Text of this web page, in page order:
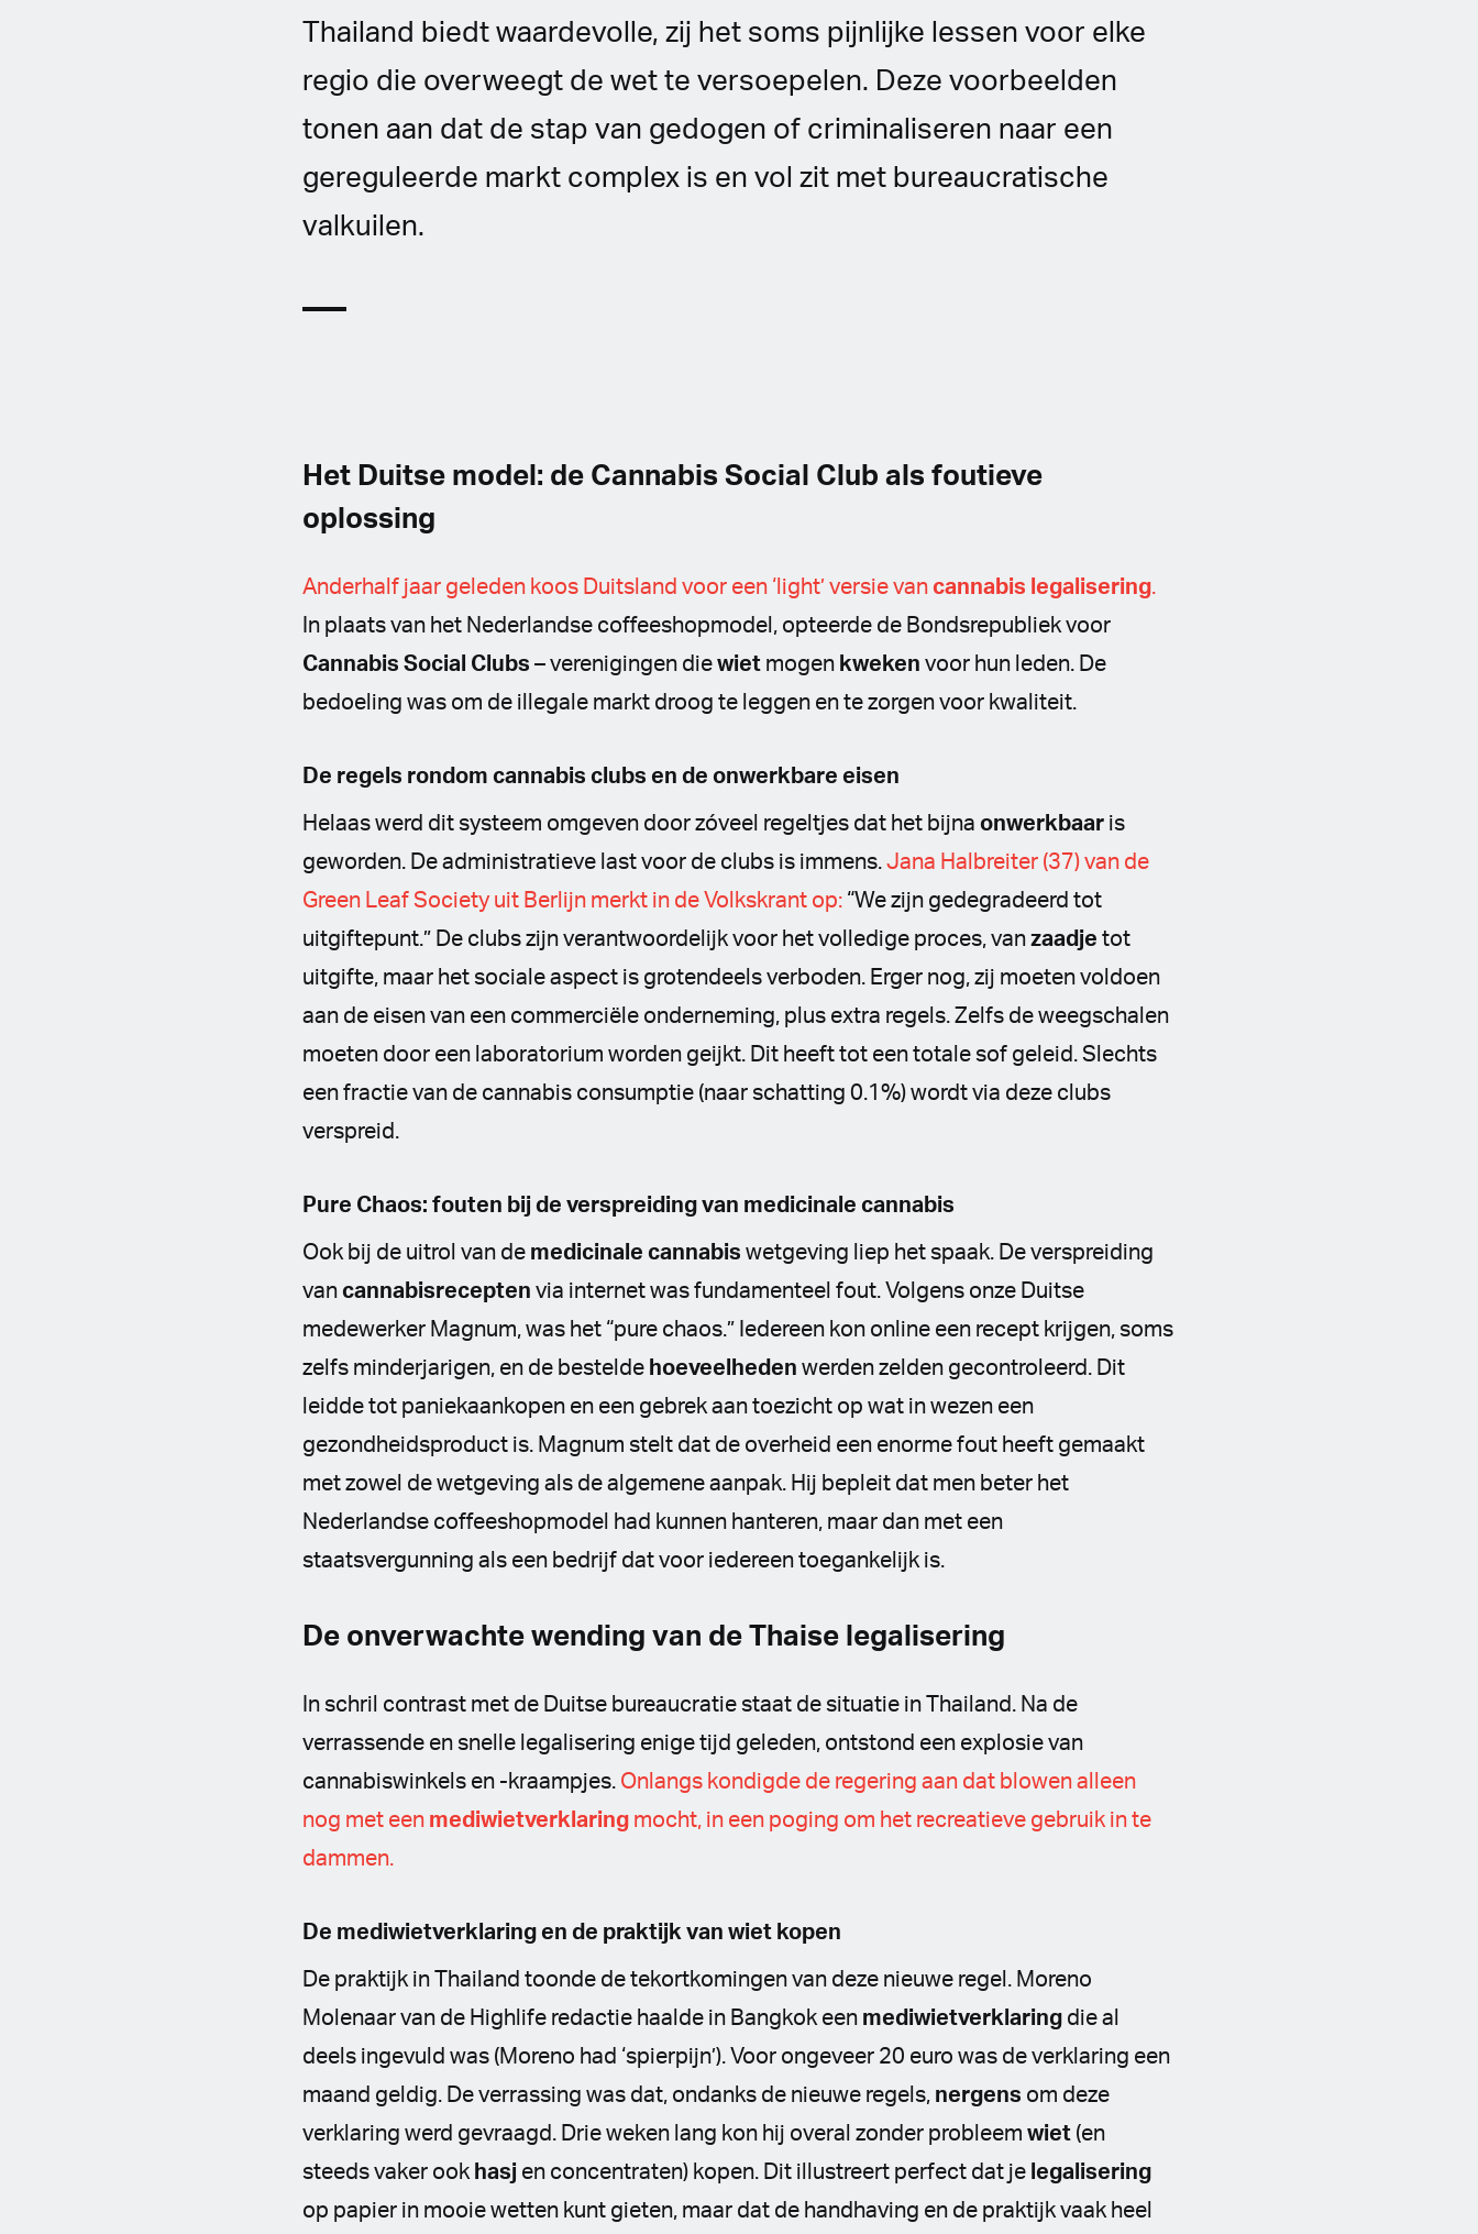
Thailand biedt waardevolle, zij het soms pijnlijke lessen voor elke
regio die overweegt de wet te versoepelen. Deze voorbeelden
tonen aan dat de stap van gedogen of criminaliseren naar een
gereguleerde markt complex is en vol zit met bureaucratische
valkuilen.
Het Duitse model: de Cannabis Social Club als foutieve
oplossing
Anderhalf jaar geleden koos Duitsland voor een ‘light’ versie van cannabis legalisering.
In plaats van het Nederlandse coffeeshopmodel, opteerde de Bondsrepubliek voor
Cannabis Social Clubs – verenigingen diewiet mogen kweken voor hun leden. De
bedoeling was om de illegale markt droog te leggen en te zorgen voor kwaliteit.
De regels rondom cannabis clubs en de onwerkbare eisen
Helaas werd dit systeem omgeven door zóveel regeltjes dat het bijnaonwerkbaar is
geworden. De administratieve last voor de clubs is immens.Jana Halbreiter (37) van de
Green Leaf Society uit Berlijn merkt in de Volkskrant op: “We zijn gedegradeerd tot
uitgiftepunt.” De clubs zijn verantwoordelijk voor het volledige proces, vanzaadje tot
uitgifte, maar het sociale aspect is grotendeels verboden. Erger nog, zij moeten voldoen
aan de eisen van een commerciële onderneming, plus extra regels. Zelfs de weegschalen
moeten door een laboratorium worden geijkt. Dit heeft tot een totale sof geleid. Slechts
een fractie van de cannabis consumptie (naar schatting 0.1%) wordt via deze clubs
verspreid.
Pure Chaos: fouten bij de verspreiding van medicinale cannabis
Ook bij de uitrol van de medicinale cannabis wetgeving liep het spaak. De verspreiding
vancannabisrecepten via internet was fundamenteel fout. Volgens onze Duitse
medewerker Magnum, was het “pure chaos.” Iedereen kon online een recept krijgen, soms
zelfs minderjarigen, en de bestelde hoeveelheden werden zelden gecontroleerd. Dit
leidde tot paniekaankopen en een gebrek aan toezicht op wat in wezen een
gezondheidsproduct is. Magnum stelt dat de overheid een enorme fout heeft gemaakt
met zowel de wetgeving als de algemene aanpak. Hij bepleit dat men beter het
Nederlandse coffeeshopmodel had kunnen hanteren, maar dan met een
staatsvergunning als een bedrijf dat voor iedereen toegankelijk is.
De onverwachte wending van de Thaise legalisering
In schril contrast met de Duitse bureaucratie staat de situatie in Thailand. Na de
verrassende en snelle legalisering enige tijd geleden, ontstond een explosie van
cannabiswinkels en -kraampjes. Onlangs kondigde de regering aan dat blowen alleen
nog met een mediwietverklaring mocht, in een poging om het recreatieve gebruik in te
dammen.
De mediwietverklaring en de praktijk van wiet kopen
De praktijk in Thailand toonde de tekortkomingen van deze nieuwe regel. Moreno
Molenaar van de Highlife redactie haalde in Bangkok een mediwietverklaring die al
deels ingevuld was (Moreno had ‘spierpijn’). Voor ongeveer 20 euro was de verklaring een
maand geldig. De verrassing was dat, ondanks de nieuwe regels, nergens om deze
verklaring werd gevraagd. Drie weken lang kon hij overal zonder probleemwiet (en
steeds vaker ook hasj en concentraten) kopen. Dit illustreert perfect dat je legalisering
op papier in mooie wetten kunt gieten, maar dat de handhaving en de praktijk vaak heel